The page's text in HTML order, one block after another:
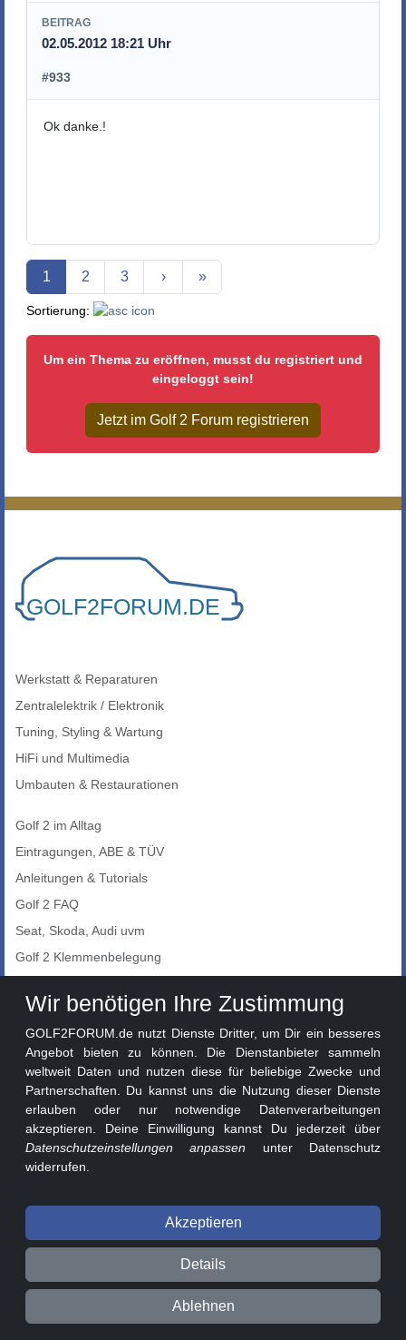
BEITRAG
02.05.2012 18:21 Uhr
#933
Ok danke.!
Aktuelle Seite
1 2 3 › »
Sortierung:
Um ein Thema zu eröffnen, musst du registriert und
eingeloggt sein!
Jetzt im Golf 2 Forum registrieren
Werkstatt & Reparaturen
Zentralelektrik / Elektronik
Tuning, Styling & Wartung
HiFi und Multimedia
Umbauten & Restaurationen
Golf 2 im Alltag
Eintragungen, ABE & TÜV
Anleitungen & Tutorials
Golf 2 FAQ
Seat, Skoda, Audi uvm
Golf 2 Klemmenbelegung
Auto-Showroom
Golf 2 Lackcodes
Sonderversionen
Sonstige Marken
© 2026 GOLF2FORUM - Volkswagen Golf II Forum seit 2010 ❤️
Beitragsregeln Datenschutz Impressum
Wir benötigen Ihre Zustimmung
GOLF2FORUM.de nutzt Dienste Dritter, um Dir ein besseres
Angebot bieten zu können. Die Dienstanbieter sammeln
weltweit Daten und nutzen diese für beliebige Zwecke und
Partnerschaften. Du kannst uns die Nutzung dieser Dienste
erlauben oder nur notwendige Datenverarbeitungen
akzeptieren. Deine Einwilligung kannst Du jederzeit über
Datenschutzeinstellungen anpassen unter Datenschutz
widerrufen.
Akzeptieren
Details
Ablehnen